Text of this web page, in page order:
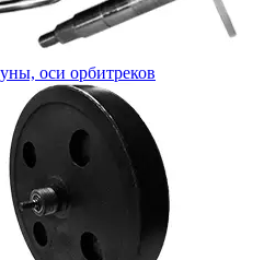
оси орбитреков